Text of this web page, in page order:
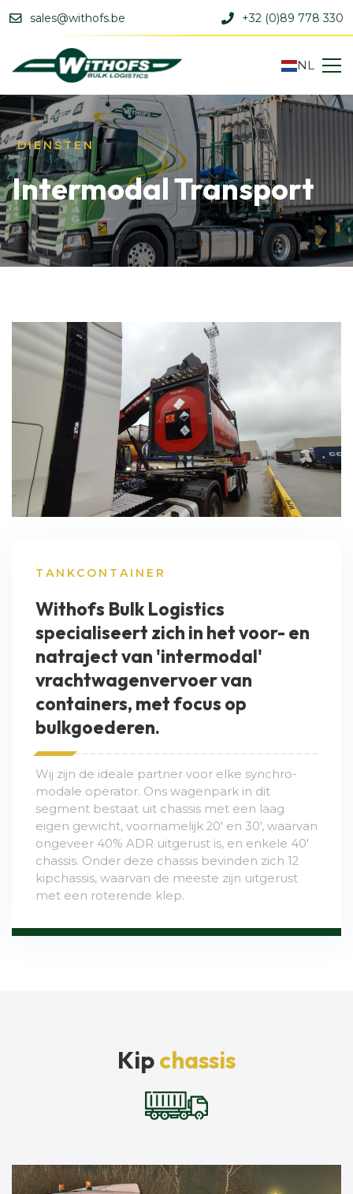
sales@withofs.be +32 (0)89 778 330
NL
DIENSTEN
Intermodal Transport
TANKCONTAINER
Withofs Bulk Logistics
specialiseert zich in het voor- en
natraject van 'intermodal'
vrachtwagenvervoer van
containers, met focus op
bulkgoederen.
Wij zijn de ideale partner voor elke synchro-
modale operator. Ons wagenpark in dit
segment bestaat uit chassis met een laag
eigen gewicht, voornamelijk 20' en 30', waarvan
ongeveer 40% ADR uitgerust is, en enkele 40'
chassis. Onder deze chassis bevinden zich 12
kipchassis, waarvan de meeste zijn uitgerust
met een roterende klep.
Kipchassis